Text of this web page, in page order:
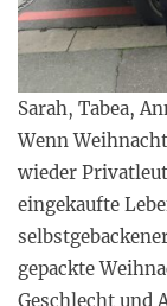
Sarah, Tabea,
Wenn
wieder
eingekaufte
gepackte
Geschlecht und